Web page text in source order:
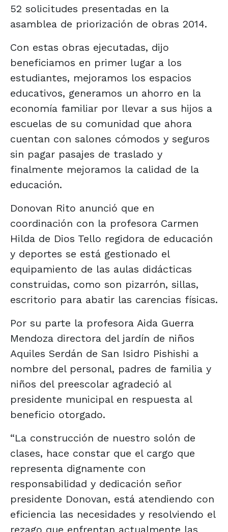
52 solicitudes presentadas en la
asamblea de priorización de obras 2014.
Con estas obras ejecutadas, dijo
beneficiamos en primer lugar a los
estudiantes, mejoramos los espacios
educativos, generamos un ahorro en la
economía familiar por llevar a sus hijos a
escuelas de su comunidad que ahora
cuentan con salones cómodos y seguros
sin pagar pasajes de traslado y
finalmente mejoramos la calidad de la
educación.
Donovan Rito anunció que en
coordinación con la profesora Carmen
Hilda de Dios Tello regidora de educación
y deportes se está gestionado el
equipamiento de las aulas didácticas
construidas, como son pizarrón, sillas,
escritorio para abatir las carencias físicas.
Por su parte la profesora Aida Guerra
Mendoza directora del jardín de niños
Aquiles Serdán de San Isidro Pishishi a
nombre del personal, padres de familia y
niños del preescolar agradeció al
presidente municipal en respuesta al
beneficio otorgado.
“La construcción de nuestro solón de
clases, hace constar que el cargo que
representa dignamente con
responsabilidad y dedicación señor
presidente Donovan, está atendiendo con
eficiencia las necesidades y resolviendo el
rezago que enfrentan actualmente las